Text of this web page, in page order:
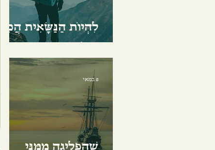
לִהְיוֹת הַנַּשָּׂאִית הֲכִי
מְאֻשֶּׁרֶת
שֶׁהִפְלִיגָה מִמֶּנִּי
8 במאי